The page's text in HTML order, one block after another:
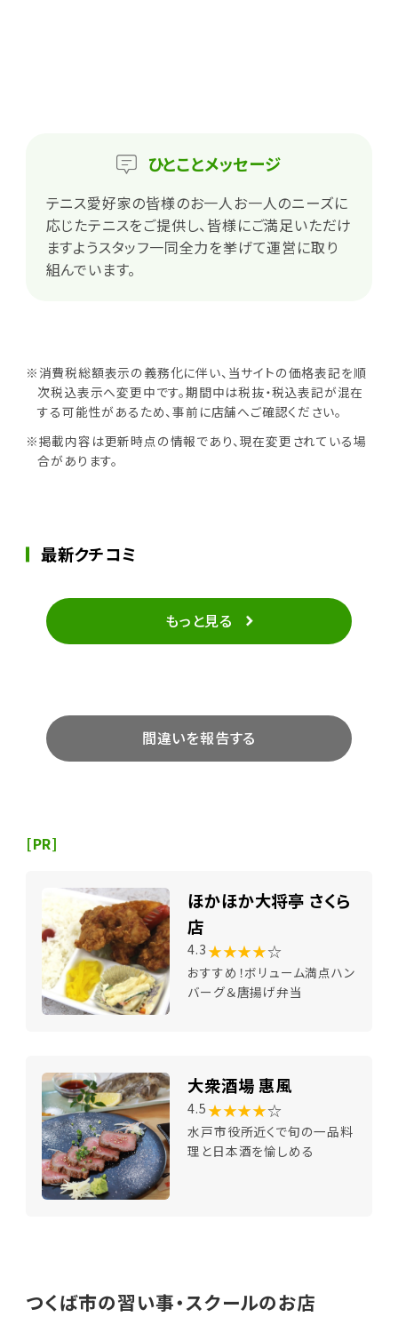
ひとことメッセージ
テニス愛好家の皆様のお一人お一人のニーズに
応じたテニスをご提供し、皆様にご満足いただけ
ますようスタッフ一同全力を挙げて運営に取り
組んでいます。
※消費税総額表示の義務化に伴い、当サイトの価格表記を順
次税込表示へ変更中です。期間中は税抜・税込表記が混在
する可能性があるため、事前に店舗へご確認ください。
※掲載内容は更新時点の情報であり、現在変更されている場
合があります。
最新クチコミ
もっと見る
間違いを報告する
[PR]
ほかほか大将亭 さくら
店
4.3 ★★★★☆
おすすめ！ボリューム満点ハン
バーグ＆唐揚げ弁当
大衆酒場 惠風
4.5 ★★★★☆
水戸市役所近くで旬の一品料
理と日本酒を愉しめる
つくば市の習い事・スクールのお店